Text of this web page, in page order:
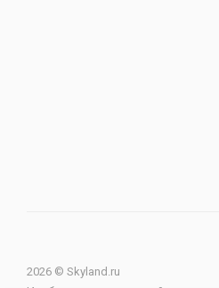
2026 © Skyland.ru